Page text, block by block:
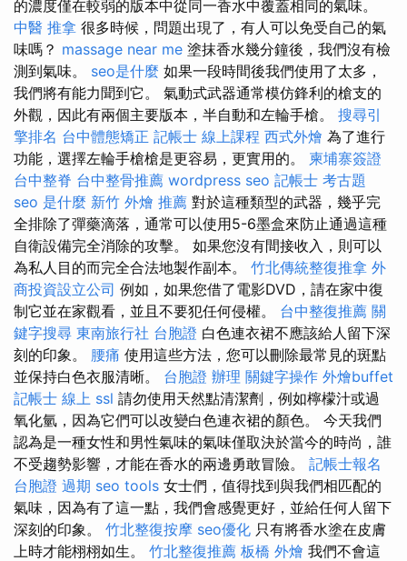
的濃度僅在較弱的版本中從同一香水中覆蓋相同的氣味。
中醫 推拿 很多時候，問題出現了，有人可以免受自己的氣
味嗎？ massage near me 塗抹香水幾分鐘後，我們沒有檢
測到氣味。 seo是什麼 如果一段時間後我們使用了太多，
我們將有能力聞到它。 氣動式武器通常模仿鋒利的槍支的
外觀，因此有兩個主要版本，半自動和左輪手槍。 搜尋引
擎排名 台中體態矯正 記帳士 線上課程 西式外燴 為了進行
功能，選擇左輪手槍槍是更容易，更實用的。 柬埔寨簽證
台中整脊 台中整骨推薦 wordpress seo 記帳士 考古題
seo 是什麼 新竹 外燴 推薦 對於這種類型的武器，幾乎完
全排除了彈藥滴落，通常可以使用5-6墨盒來防止通過這種
自衛設備完全消除的攻擊。 如果您沒有間接收入，則可以
為私人目的而完全合法地製作副本。 竹北傳統整復推拿 外
商投資設立公司 例如，如果您借了電影DVD，請在家中復
制它並在家觀看，並且不要犯任何侵權。 台中整復推薦 關
鍵字搜尋 東南旅行社 台胞證 白色連衣裙不應該給人留下深
刻的印象。 腰痛 使用這些方法，您可以刪除最常見的斑點
並保持白色衣服清晰。 台胞證 辦理 關鍵字操作 外燴buffet
記帳士 線上 ssl 請勿使用天然點清潔劑，例如檸檬汁或過
氧化氫，因為它們可以改變白色連衣裙的顏色。 今天我們
認為是一種女性和男性氣味的氣味僅取決於當今的時尚，誰
不受趨勢影響，才能在香水的兩邊勇敢冒險。 記帳士報名
台胞證 過期 seo tools 女士們，值得找到與我們相匹配的
氣味，因為有了這一點，我們會感覺更好，並給任何人留下
深刻的印象。 竹北整復按摩 seo優化 只有將香水塗在皮膚
上時才能栩栩如生。 竹北整復推薦 板橋 外燴 我們不會這